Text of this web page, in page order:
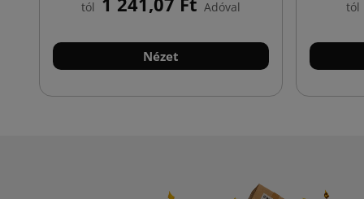
tól Adóval
Nézet
tól